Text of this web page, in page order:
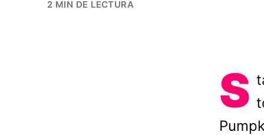
2 MIN DE LECTURA
S